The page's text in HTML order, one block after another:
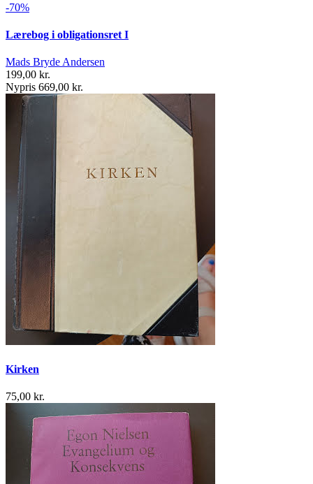
-70%
Lærebog i obligationsret I
Mads Bryde Andersen
199,00 kr.
Nypris 669,00 kr.
Kirken
75,00 kr.